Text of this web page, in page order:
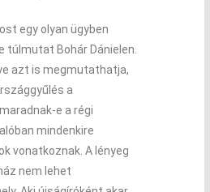
egy olyan ügyben
túlmutat Bohár Dánielen.
azt is megmutathatja,
a
e a régi
mindenkire
vonatkoznak. A lényeg
nem lehet